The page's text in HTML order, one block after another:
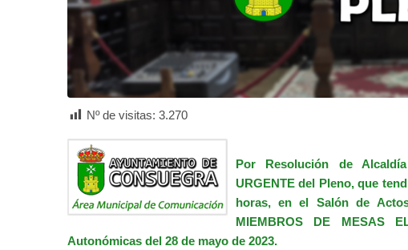
Nº de visitas: 3.270
Por Resolución de
URGENTE del Pleno, que
horas, en el Salón de
MIEMBROS DE MESAS
Autonómicas del 28 de mayo de 2023.